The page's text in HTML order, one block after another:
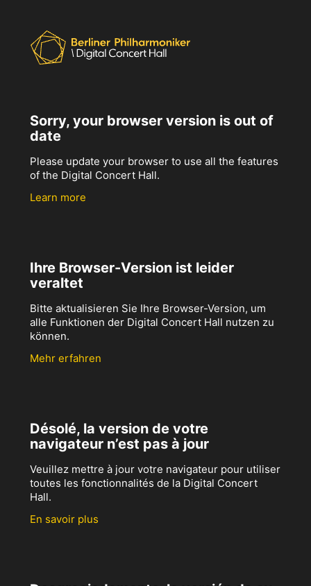
Sorry, your browser version is out of
date
Please update your browser to use all the features
of the Digital Concert Hall.
Learn more
Ihre Browser-Version ist leider
veraltet
Bitte aktualisieren Sie Ihre Browser-Version, um
alle Funktionen der Digital Concert Hall nutzen zu
können.
Mehr erfahren
Désolé, la version de votre
navigateur n’est pas à jour
Veuillez mettre à jour votre navigateur pour utiliser
toutes les fonctionnalités de la Digital Concert
Hall.
En savoir plus